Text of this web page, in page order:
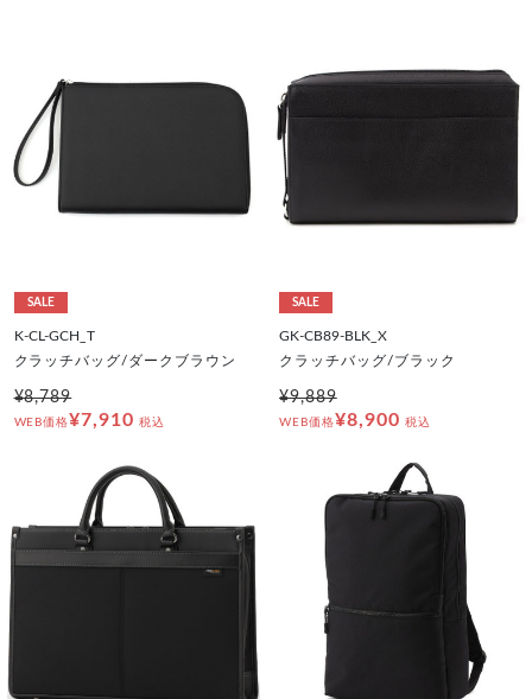
SALE
K-CL-GCH_T
クラッチバッグ/ダークブラウン
¥8,789
WEB価格¥7,910 税込
SALE
GK-CB89-BLK_X
クラッチバッグ/ブラック
¥9,889
WEB価格¥8,900 税込